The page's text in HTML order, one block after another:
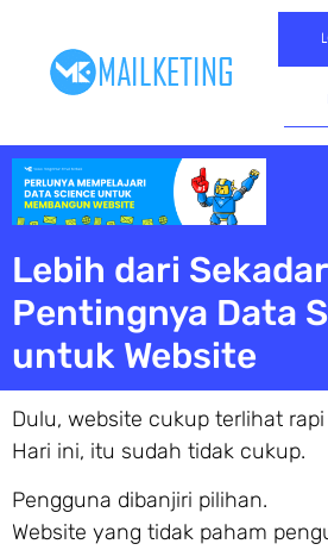
Lebih dari
Pentingnya Data
untuk Website
Dulu, website cukup terlihat
Hari ini, itu sudah tidak cukup.
Pengguna dibanjiri pilihan.
Website yang tidak paham